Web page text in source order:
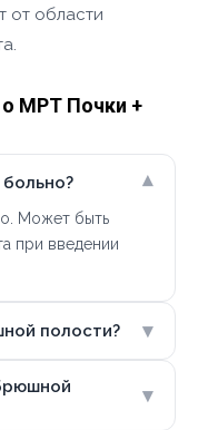
от области
МРТ Почки +
▾
Может быть
при введении
полости? ▾
▾